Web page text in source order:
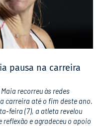
pausa na carreira
recorreu às redes
carreira até o fim deste ano.
feira (7), a atleta revelou
reflexão e agradeceu o apoio